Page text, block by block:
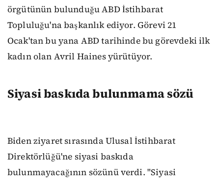
örgütünün bulunduğu ABD İstihbarat
Topluluğu'na başkanlık ediyor. Görevi 21
Ocak'tan bu yana ABD tarihinde bu görevdeki ilk
kadın olan Avril Haines yürütüyor.
Siyasi baskıda bulunmama sözü
Biden ziyaret sırasında Ulusal İstihbarat
Direktörlüğü'ne siyasi baskıda
bulunmayacağının sözünü verdi. "Siyasi